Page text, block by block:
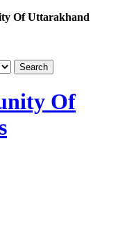
Of Uttarakhand
Of